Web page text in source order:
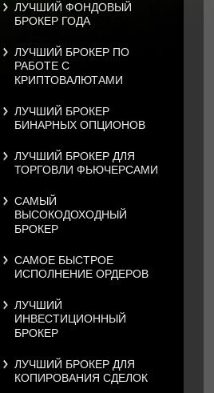
ЛУЧШИЙ ФОНДОВЫЙ
БРОКЕР ГОДА
ЛУЧШИЙ БРОКЕР ПО
РАБОТЕ С
КРИПТОВАЛЮТАМИ
ЛУЧШИЙ БРОКЕР
БИНАРНЫХ ОПЦИОНОВ
ЛУЧШИЙ БРОКЕР ДЛЯ
ТОРГОВЛИ ФЬЮЧЕРСАМИ
САМЫЙ
ВЫСОКОДОХОДНЫЙ
БРОКЕР
САМОЕ БЫСТРОЕ
ИСПОЛНЕНИЕ ОРДЕРОВ
ЛУЧШИЙ
ИНВЕСТИЦИОННЫЙ
БРОКЕР
ЛУЧШИЙ БРОКЕР ДЛЯ
КОПИРОВАНИЯ СДЕЛОК